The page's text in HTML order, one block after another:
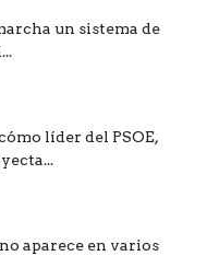
un sistema de
líder del PSOE,
aparece en varios